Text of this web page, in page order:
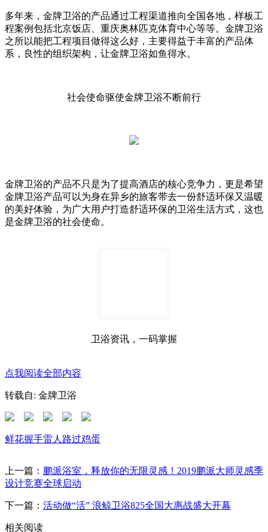
多年来，金牌卫浴的产品通过工程渠道推向全国各地，样板工
程案例包括北京饭店、重庆奥林匹克体育中心等等。金牌卫浴
之所以能把工程项目做得这么好，主要得益于丰富的产品体
系，良性的组织架构，让金牌卫浴如鱼得水。
社会使命驱使金牌卫浴不断前行
金牌卫浴的产品不只是为了提高酒店的核心竞争力，更是希望
金牌卫浴产品可以为身在异乡的旅客带去一份舒适环保又温暖
的美好体验，为广大用户打造舒适环保的卫浴生活方式，这也
是金牌卫浴的社会使命。
卫浴资讯，一码掌握
点我阅读全部内容
转载自: 金牌卫浴
鲜花握手雷人 路过鸡蛋
上一篇： 鹏派浴室，释放你的无限灵感！2019鹏派大师灵感季
设计竞赛全球启动
下一篇： ​活动做“活” 浪鲸卫浴825全国大惠战盛大开幕
相关阅读